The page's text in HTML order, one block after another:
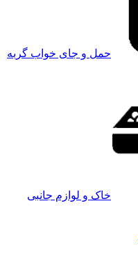
حمل و جای خواب گربه
خاک و لوازم جانبی